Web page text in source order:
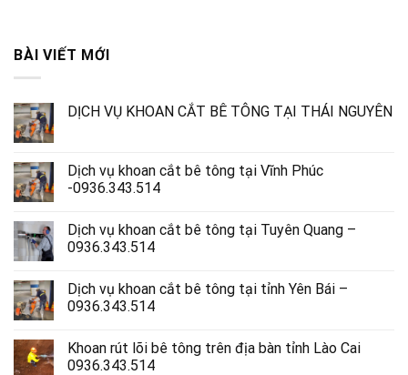
BÀI VIẾT MỚI
DỊCH VỤ KHOAN CẮT BÊ TÔNG TẠI THÁI NGUYÊN
Dịch vụ khoan cắt bê tông tại Vĩnh Phúc
-0936.343.514
Dịch vụ khoan cắt bê tông tại Tuyên Quang –
0936.343.514
Dịch vụ khoan cắt bê tông tại tỉnh Yên Bái –
0936.343.514
Khoan rút lõi bê tông trên địa bàn tỉnh Lào Cai
0936.343.514